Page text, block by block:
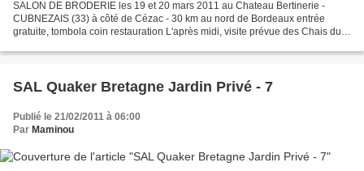
SALON DE BRODERIE les 19 et 20 mars 2011 au Chateau Bertinerie -
CUBNEZAIS (33) à côté de Cézac - 30 km au nord de Bordeaux entrée
gratuite, tombola coin restauration L'après midi, visite prévue des Chais du
SAL Quaker Bretagne Jardin Privé - 7
Publié le 21/02/2011 à 06:00
Par Maminou